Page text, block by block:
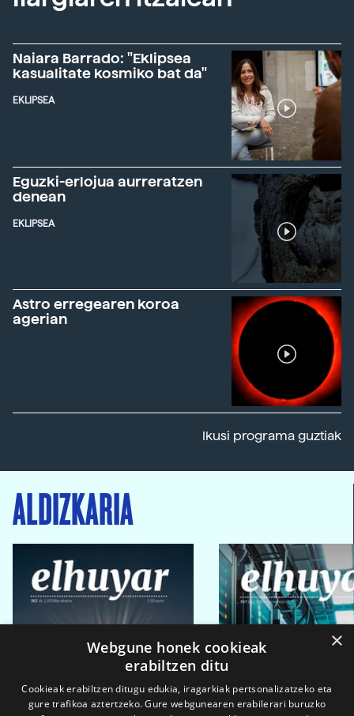
Naiara Barrado: "Eklipsea
kasualitate kosmiko bat da"
EKLIPSEA
Eguzki-erlojua aurreratzen
denean
EKLIPSEA
Astro erregearen koroa
agerian
Ikusi programa guztiak
ALDIZKARIA
×
Webgune honek cookieak
erabiltzen ditu
Cookieak erabiltzen ditugu edukia, iragarkiak pertsonalizatzeko eta
gure trafikoa aztertzeko. Gure webgunearen erabilerari buruzko